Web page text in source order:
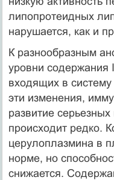
липопротеидных
нарушается, как и
К разнообразным
уровни содержания
входящих в
эти изменения,
развитие
происходит редко.
церулоплазмина в
норме, но
снижается.